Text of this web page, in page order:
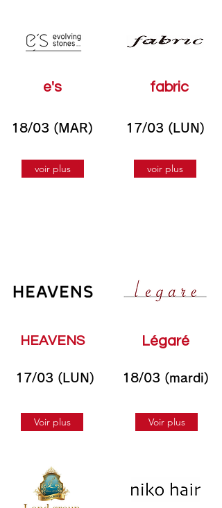
e's
18/03 (MAR)
voir plus
fabric
17/03 (LUN)
voir plus
HEAVENS
17/03 (LUN)
Voir plus
Légaré
18/03 (mardi)
Voir plus